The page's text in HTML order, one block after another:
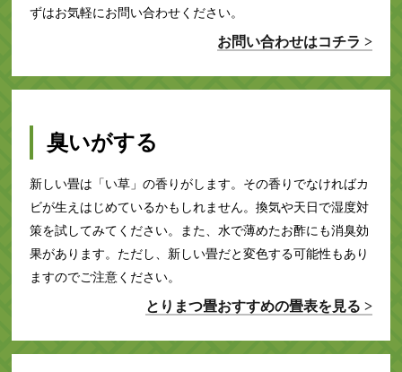
ずはお気軽にお問い合わせください。
お問い合わせはコチラ >
臭いがする
新しい畳は「い草」の香りがします。その香りでなければカ
ビが生えはじめているかもしれません。換気や天日で湿度対
策を試してみてください。また、水で薄めたお酢にも消臭効
果があります。ただし、新しい畳だと変色する可能性もあり
ますのでご注意ください。
とりまつ畳おすすめの畳表を見る >